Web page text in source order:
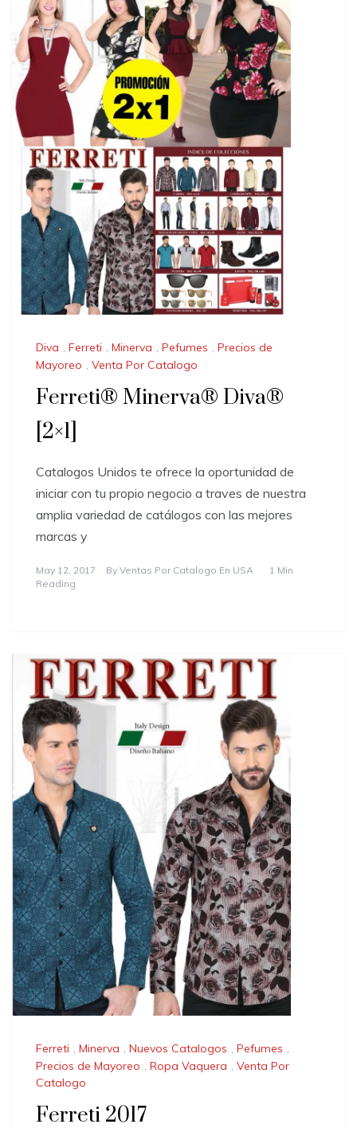
Diva , Ferreti , Minerva , Pefumes , Precios de
Mayoreo , Venta Por Catalogo
Ferreti® Minerva® Diva®
[2×1]
Catalogos Unidos te ofrece la oportunidad de
iniciar con tu propio negocio a traves de nuestra
amplia variedad de catálogos con las mejores
marcas y
May 12, 2017 By Ventas Por Catalogo En USA
1 Min
Reading
Ferreti , Minerva , Nuevos Catalogos , Pefumes ,
Precios de Mayoreo , Ropa Vaquera , Venta Por
Catalogo
Ferreti 2017